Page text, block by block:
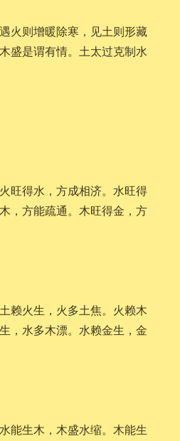
火则增暖除寒，见土则形藏
盛是谓有情。土太过克制水
旺得水，方成相济。水旺得
，方能疏通。木旺得金，方
赖火生，火多土焦。火赖木
，水多木漂。水赖金生，金
能生木，木盛水缩。木能生